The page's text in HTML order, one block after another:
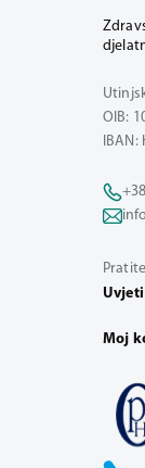
OIB:
IBAN:
Moj